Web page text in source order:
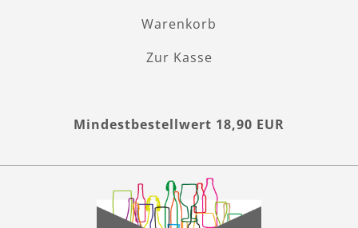
Warenkorb
Zur Kasse
Mindestbestellwert 18,90 EUR